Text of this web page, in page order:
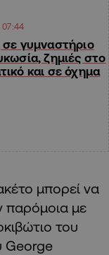
07:44
γυμναστήριο
ζημιές στο
και σε όχημα
μπορεί να
παρόμοια με
του
George